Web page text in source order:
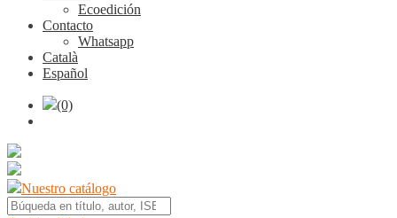
Ecoedición
Contacto
Whatsapp
Català
Español
(0)
Nuestro catálogo